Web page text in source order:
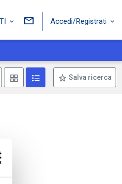
Accedi/Registrati
Mostra mappaMostra come box
Mostra come lista
Salva ricerca